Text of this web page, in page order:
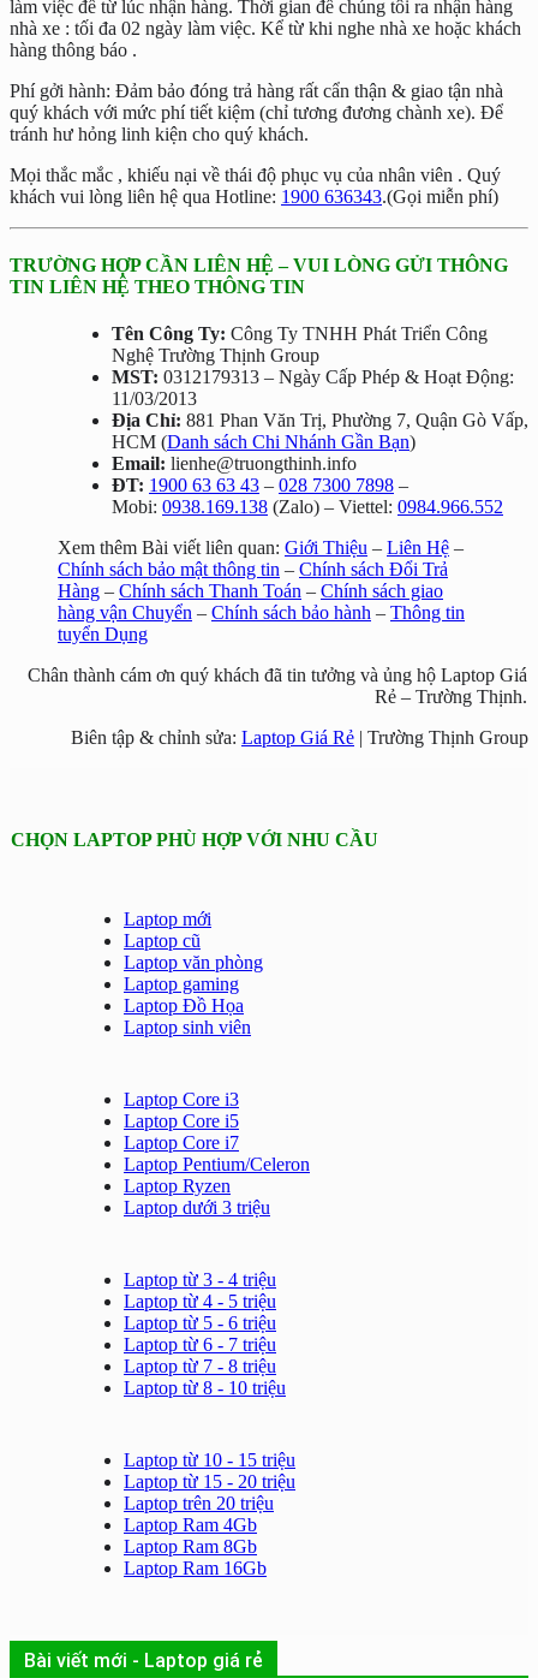
làm việc để từ lúc nhận hàng. Thời gian để chúng tôi ra nhận hàng
nhà xe : tối đa 02 ngày làm việc. Kể từ khi nghe nhà xe hoặc khách
hàng thông báo .
Phí gởi hành: Đảm bảo đóng trả hàng rất cẩn thận & giao tận nhà
quý khách với mức phí tiết kiệm (chỉ tương đương chành xe). Để
tránh hư hỏng linh kiện cho quý khách.
Mọi thắc mắc , khiếu nại về thái độ phục vụ của nhân viên . Quý
khách vui lòng liên hệ qua Hotline: 1900 636343.(Gọi miễn phí)
TRƯỜNG HỢP CẦN LIÊN HỆ – VUI LÒNG GỬI THÔNG
TIN LIÊN HỆ THEO THÔNG TIN
Tên Công Ty: Công Ty TNHH Phát Triển Công
Nghệ Trường Thịnh Group
MST: 0312179313 – Ngày Cấp Phép & Hoạt Động:
11/03/2013
Địa Chỉ: 881 Phan Văn Trị, Phường 7, Quận Gò Vấp,
HCM (Danh sách Chi Nhánh Gần Bạn)
Email: lienhe@truongthinh.info
ĐT: 1900 63 63 43 – 028 7300 7898 –
Mobi: 0938.169.138 (Zalo) – Viettel: 0984.966.552
Xem thêm Bài viết liên quan: Giới Thiệu – Liên Hệ –
Chính sách bảo mật thông tin – Chính sách Đổi Trả
Hàng – Chính sách Thanh Toán – Chính sách giao
hàng vận Chuyển – Chính sách bảo hành – Thông tin
tuyển Dụng
Chân thành cám ơn quý khách đã tin tưởng và ủng hộ Laptop Giá
Rẻ – Trường Thịnh.
Biên tập & chỉnh sửa: Laptop Giá Rẻ | Trường Thịnh Group
CHỌN LAPTOP PHÙ HỢP VỚI NHU CẦU
Laptop mới
Laptop cũ
Laptop văn phòng
Laptop gaming
Laptop Đồ Họa
Laptop sinh viên
Laptop Core i3
Laptop Core i5
Laptop Core i7
Laptop Pentium/Celeron
Laptop Ryzen
Laptop dưới 3 triệu
Laptop từ 3 - 4 triệu
Laptop từ 4 - 5 triệu
Laptop từ 5 - 6 triệu
Laptop từ 6 - 7 triệu
Laptop từ 7 - 8 triệu
Laptop từ 8 - 10 triệu
Laptop từ 10 - 15 triệu
Laptop từ 15 - 20 triệu
Laptop trên 20 triệu
Laptop Ram 4Gb
Laptop Ram 8Gb
Laptop Ram 16Gb
Bài viết mới - Laptop giá rẻ